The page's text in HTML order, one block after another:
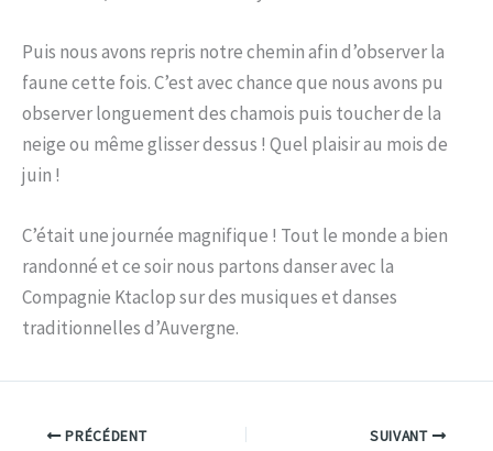
Puis nous avons repris notre chemin afin d’observer la
faune cette fois. C’est avec chance que nous avons pu
observer longuement des chamois puis toucher de la
neige ou même glisser dessus ! Quel plaisir au mois de
juin !
C’était une journée magnifique ! Tout le monde a bien
randonné et ce soir nous partons danser avec la
Compagnie Ktaclop sur des musiques et danses
traditionnelles d’Auvergne.
PRÉCÉDENT SUIVANT